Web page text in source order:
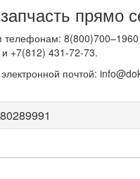
прямо
телефонам:
+7(812) 431-72-73.
почтой: